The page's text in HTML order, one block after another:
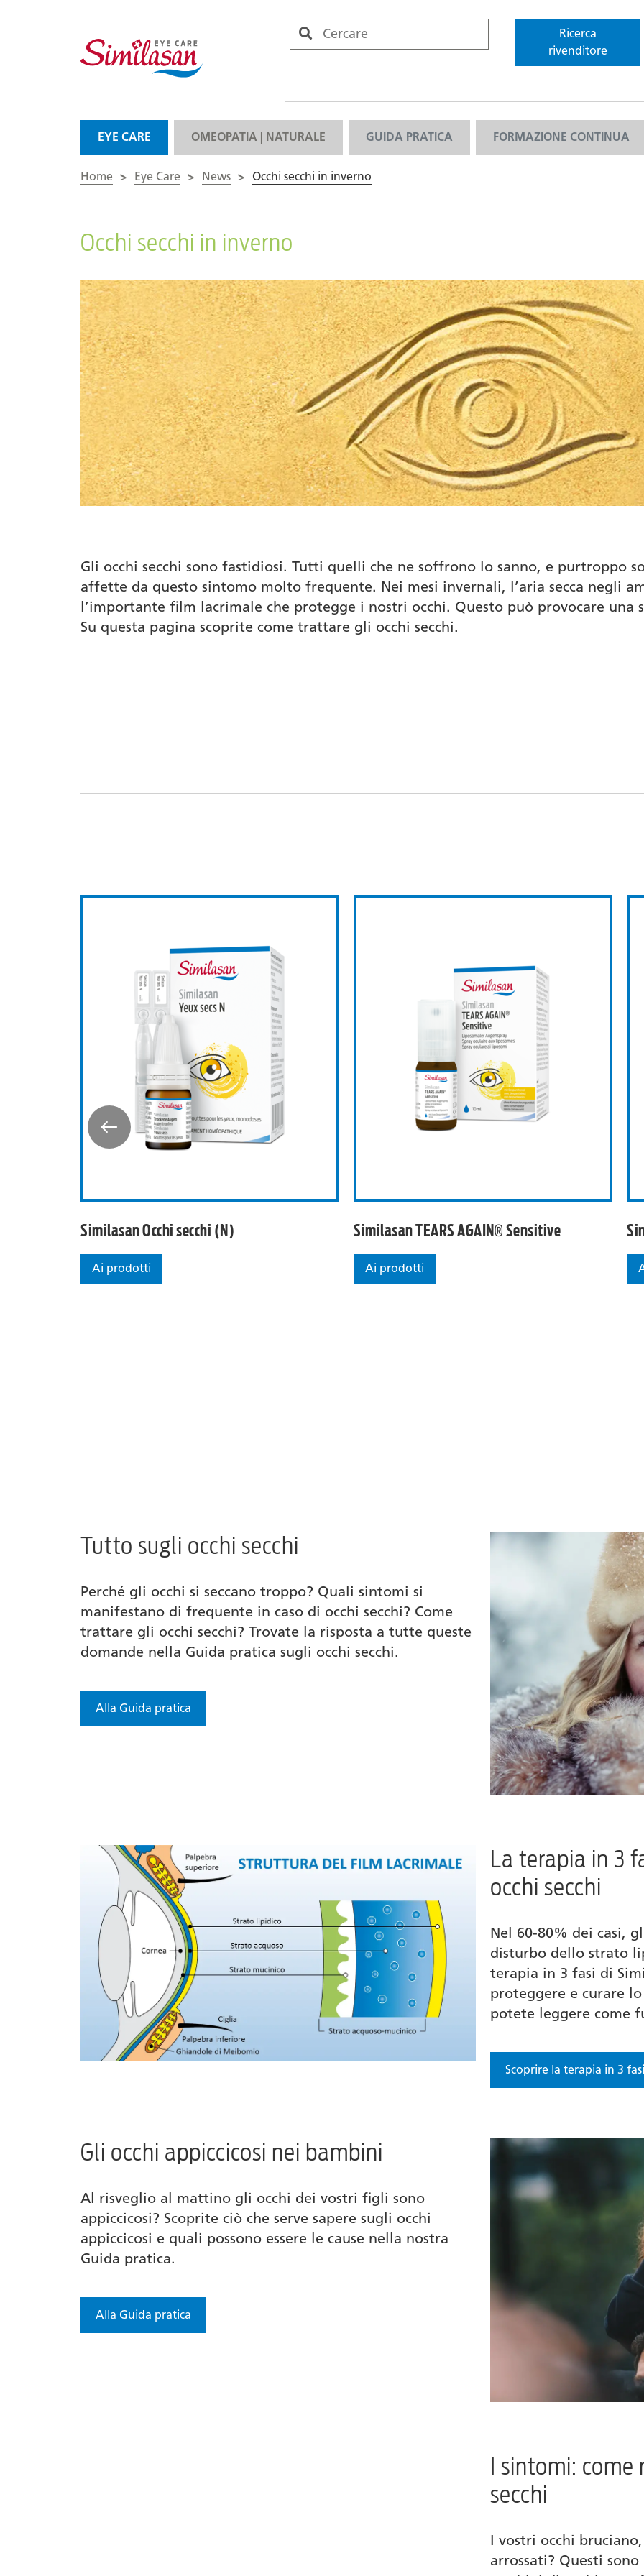
Ricerca
rivenditore
EYE CARE OMEOPATIA | NATURALE GUIDA PRATICA FORMAZIONE CONTINUA
Home > Eye Care > News > Occhi secchi in inverno
Occhi secchi in inverno
Gli occhi secchi sono fastidiosi. Tutti quelli che ne soffrono lo sanno, e purtroppo
affette da questo sintomo molto frequente. Nei mesi invernali, l’aria secca negli
l’importante film lacrimale che protegge i nostri occhi. Questo può provocare una
Su questa pagina scoprite come trattare gli occhi secchi.
Similasan Occhi secchi (N)
Similasan Occhi secchi (N)
Similasan Occhi secchi (N)
Ai prodotti
Similasan TEARS AGAIN®
Similasan TEARS AGAIN® Sensitive
Similasan TEARS AGAIN® Sensitive
Ai prodotti
Tutto sugli occhi secchi
Perché gli occhi si seccano troppo? Quali sintomi si
manifestano di frequente in caso di occhi secchi? Come
trattare gli occhi secchi? Trovate la risposta a tutte queste
domande nella Guida pratica sugli occhi secchi.
Alla Guida pratica
La terapia in 3
occhi secchi
Nel 60-80% dei casi,
disturbo dello strato
terapia in 3 fasi di
proteggere e curare
potete leggere come
Scoprire la terapia in 3 fasi
Gli occhi appiccicosi nei bambini
Al risveglio al mattino gli occhi dei vostri figli sono
appiccicosi? Scoprite ciò che serve sapere sugli occhi
appiccicosi e quali possono essere le cause nella nostra
Guida pratica.
Alla Guida pratica
I sintomi: come
secchi
I vostri occhi
arrossati? Questi